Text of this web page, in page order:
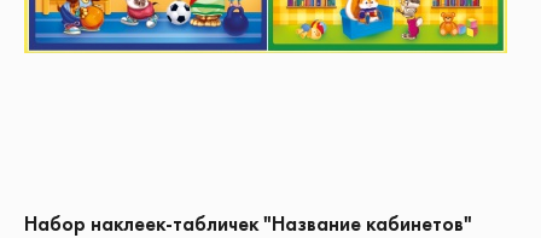
Набор наклеек-табличек "Название кабинетов"